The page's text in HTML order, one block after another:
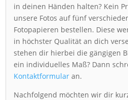
in deinen Händen halten? Kein
unsere Fotos auf fünf
Fotopapieren bestellen. Diese
in höchster Qualität an dich
stehen dir hierbei die gängigen
ein individuelles Maß? Dann
Kontaktformular an.
Nachfolgend möchten wir dir